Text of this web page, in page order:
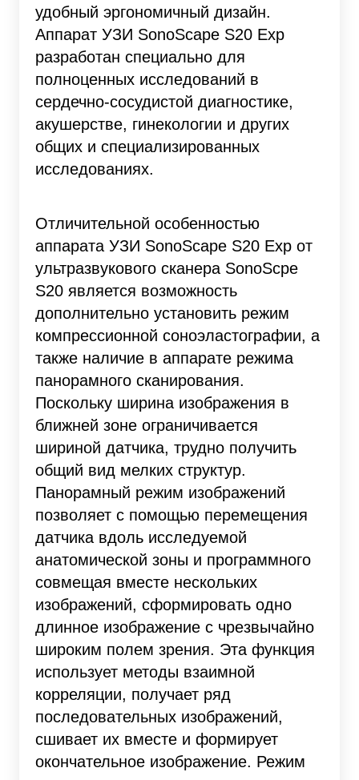
удобный эргономичный дизайн.
Аппарат УЗИ SonoScape S20 Exp
разработан специально для
полноценных исследований в
сердечно-сосудистой диагностике,
акушерстве, гинекологии и других
общих и специализированных
исследованиях.
Отличительной особенностью
аппарата УЗИ SonoScape S20 Exp от
ультразвукового сканера SonoScpe
S20 является возможность
дополнительно установить режим
компрессионной соноэластографии, а
также наличие в аппарате режима
панорамного сканирования.
Поскольку ширина изображения в
ближней зоне ограничивается
шириной датчика, трудно получить
общий вид мелких структур.
Панорамный режим изображений
позволяет с помощью перемещения
датчика вдоль исследуемой
анатомической зоны и программного
совмещая вместе нескольких
изображений, сформировать одно
длинное изображение с чрезвычайно
широким полем зрения. Эта функция
использует методы взаимной
корреляции, получает ряд
последовательных изображений,
сшивает их вместе и формирует
окончательное изображение. Режим